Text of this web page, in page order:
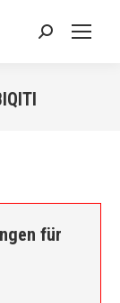
Search:
für